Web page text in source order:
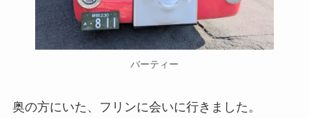
バーティー
奥の方にいた、フリンに会いに行きました。